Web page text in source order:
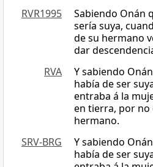
RVR1995
Sabiendo Onán
sería suya,
de su hermano
dar
RVA
Y sabiendo
había de ser
entraba á la
en tierra, por no
hermano.
SRV-BRG
Y sabiendo
había de ser